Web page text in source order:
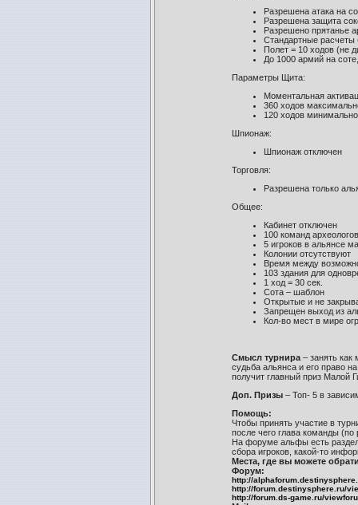
Разрешена атака на
Разрешена защита
Разрешено прятанье
Стандартные
Полет = 10 ходов (не
До 1000 армий на
Параметры Щита:
Моментальная
360 ходов
120 ходов
Шпионаж:
Шпионаж отключен
Торговля:
Разрешена только
Общее:
Кабинет отключен
100 команд археологов
5 игроков в альянсе
Колонии отсутствуют
Время между
103 здания для
1 ход = 30 сек.
Сота – шаблон
Открытые и не
Запрещен выход из
Кол-во мест в мире
Смысл турнира – занять как
судьба альянса и его право
получит главный приз Малой
Доп. Призы – Топ- 5 в
Помощь:
Чтобы принять участие в
после чего глава команды (по
На форуме альфы есть
сбора игроков, какой-то
Места, где вы можете
Форум:
http://
http://forum.destinysphere.ru/
http://forum.ds-game.ru/